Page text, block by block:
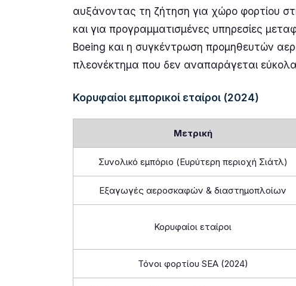
αυξάνοντας τη ζήτηση για χώρο φορτίου
και για προγραμματισμένες υπηρεσίες
Boeing και η συγκέντρωση προμηθευτών
πλεονέκτημα που δεν αναπαράγεται
Κορυφαίοι εμπορικοί εταίροι (2024)
Μετρική
Συνολικό εμπόριο (Ευρύτερη περιοχή Σιάτλ)
Εξαγωγές αεροσκαφών & διαστημοπλοίων
Κορυφαίοι εταίροι
Τόνοι φορτίου SEA (2024)